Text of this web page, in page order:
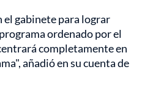
el gabinete para lograr
ordenado por el
completamente en
añadió en su cuenta de